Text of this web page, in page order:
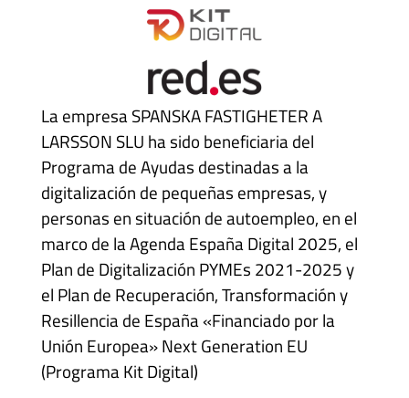
La empresa SPANSKA FASTIGHETER A
LARSSON SLU ha sido beneficiaria del
Programa de Ayudas destinadas a la
digitalización de pequeñas empresas, y
personas en situación de autoempleo, en el
marco de la Agenda España Digital 2025, el
Plan de Digitalización PYMEs 2021-2025 y
el Plan de Recuperación, Transformación y
Resillencia de España «Financiado por la
Unión Europea» Next Generation EU
(Programa Kit Digital)